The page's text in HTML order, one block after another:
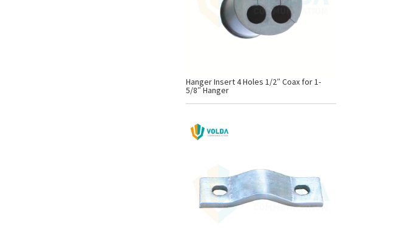
Hanger Insert 4 Holes 1/2″ Coax for 1-
5/8″ Hanger